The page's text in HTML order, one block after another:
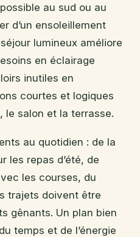
au sud ou au
d’un ensoleillement
lumineux améliore
en éclairage
inutiles en
courtes et logiques
le salon et la terrasse.
au quotidien : de la
les repas d’été, de
les courses, du
trajets doivent être
gênants. Un plan bien
temps et de l’énergie